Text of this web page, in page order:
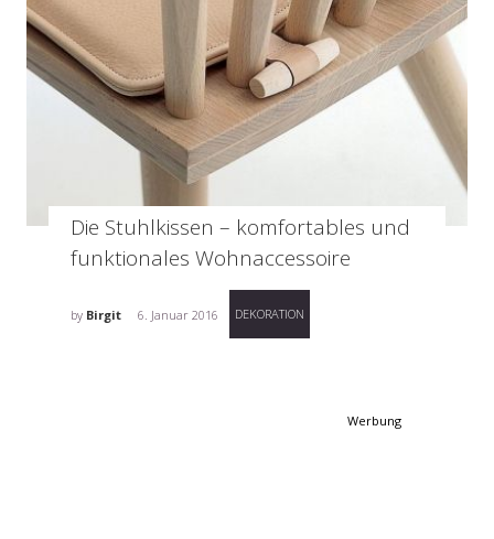
Die Stuhlkissen – komfortables und
funktionales Wohnaccessoire
by Birgit 6. Januar 2016 DEKORATION
Werbung